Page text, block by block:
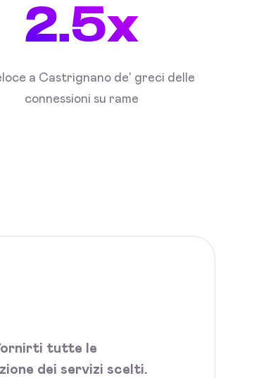
2.5x
a Castrignano de' greci delle
connessioni su rame
tutte le
dei servizi scelti.